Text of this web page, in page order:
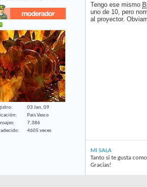
03 Jan, 09
Pais Vasco
7,386
4605 veces
Tengo ese mismo
uno de 10, pero
al proyector.
MI SALA
Tanto si te gusta
Gracias!